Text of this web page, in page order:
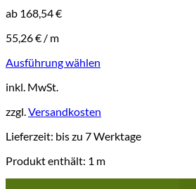
ab 168,54€
55,26€ / m
Ausführung wählen
Produkt
mehrere
auf.
Die
Optionen
können
inkl. MwSt.
zzgl.Versandkosten
Lieferzeit: bis zu 7 Werktage
Produkt enthält: 1 m